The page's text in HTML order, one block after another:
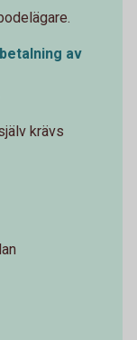
av
krävs